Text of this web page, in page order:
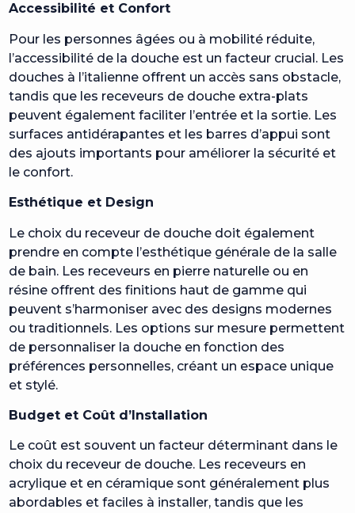
Accessibilité et Confort
Pour les personnes âgées ou à mobilité réduite,
l’accessibilité de la douche est un facteur crucial. Les
douches à l’italienne offrent un accès sans obstacle,
tandis que les receveurs de douche extra-plats
peuvent également faciliter l’entrée et la sortie. Les
surfaces antidérapantes et les barres d’appui sont
des ajouts importants pour améliorer la sécurité et
le confort.
Esthétique et Design
Le choix du receveur de douche doit également
prendre en compte l’esthétique générale de la salle
de bain. Les receveurs en pierre naturelle ou en
résine offrent des finitions haut de gamme qui
peuvent s’harmoniser avec des designs modernes
ou traditionnels. Les options sur mesure permettent
de personnaliser la douche en fonction des
préférences personnelles, créant un espace unique
et stylé.
Budget et Coût d’Installation
Le coût est souvent un facteur déterminant dans le
choix du receveur de douche. Les receveurs en
acrylique et en céramique sont généralement plus
abordables et faciles à installer, tandis que les